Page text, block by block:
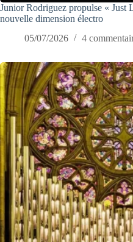
Junior Rodriguez propulse « Just
nouvelle dimension électro
05/07/2026
4